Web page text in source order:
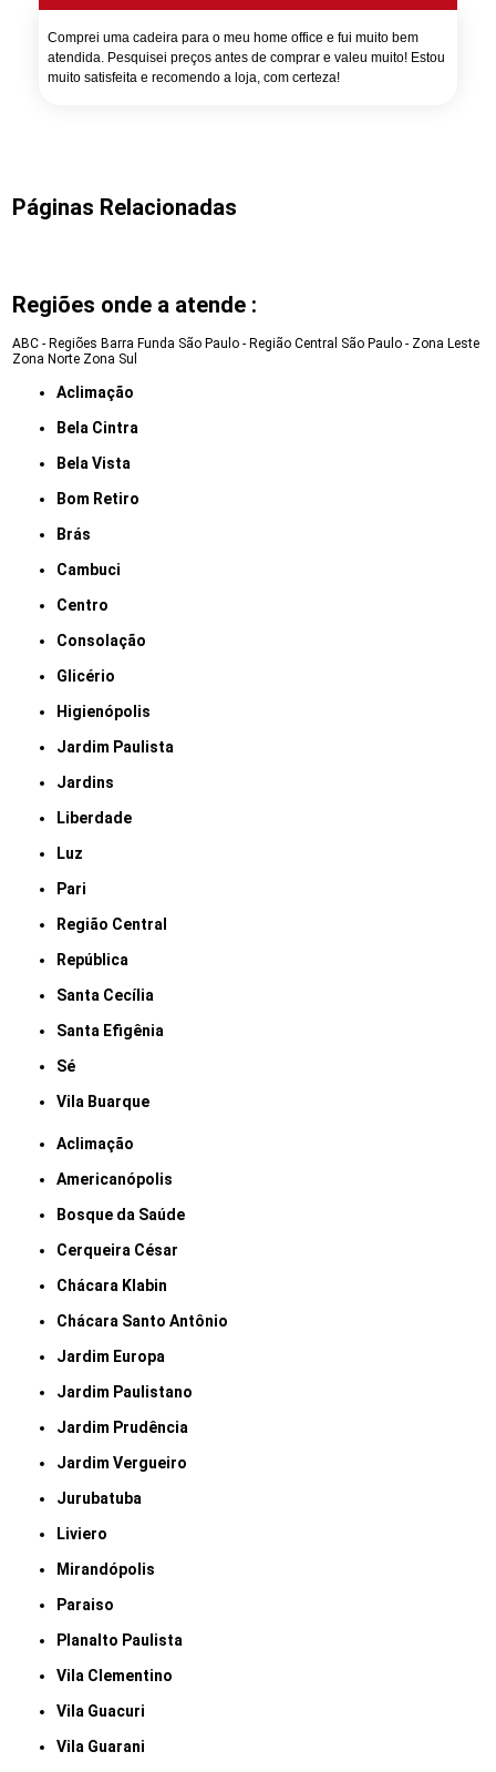
Comprei uma cadeira para o meu home office e fui muito bem
atendida. Pesquisei preços antes de comprar e valeu muito! Estou
muito satisfeita e recomendo a loja, com certeza!
Páginas Relacionadas
Regiões onde a atende :
ABC - Regiões Barra Funda São Paulo - Região Central São Paulo - Zona Leste
Zona Norte Zona Sul
Aclimação
Bela Cintra
Bela Vista
Bom Retiro
Brás
Cambuci
Centro
Consolação
Glicério
Higienópolis
Jardim Paulista
Jardins
Liberdade
Luz
Pari
Região Central
República
Santa Cecília
Santa Efigênia
Sé
Vila Buarque
Aclimação
Americanópolis
Bosque da Saúde
Cerqueira César
Chácara Klabin
Chácara Santo Antônio
Jardim Europa
Jardim Paulistano
Jardim Prudência
Jardim Vergueiro
Jurubatuba
Liviero
Mirandópolis
Paraiso
Planalto Paulista
Vila Clementino
Vila Guacuri
Vila Guarani